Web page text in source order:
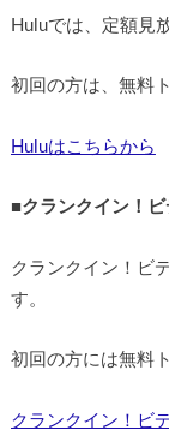
Huluでは、定額見
初回の方は、無料
Huluはこちらから
■クランクイン！ビ
クランクイン！ビ
す。
初回の方には無料
クランクイン！ビ